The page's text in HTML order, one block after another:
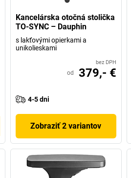
Kancelárska otočná stolička
TO-SYNC – Dauphin
s lakťovými opierkami a
unikolieskami
bez DPH
od 379,- €
4-5 dni
Zobraziť 2 variantov